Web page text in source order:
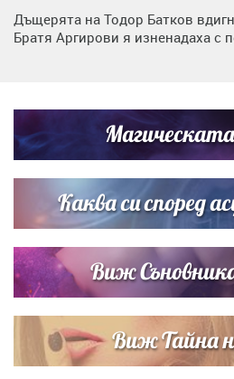
Дъщерята на Тодор Батков
Братя Аргирови я изненадаха с
Списъкът е ясен: Джей Ло и
сватбата на Роналдо
Каква си според
Виж
Виж Тайна